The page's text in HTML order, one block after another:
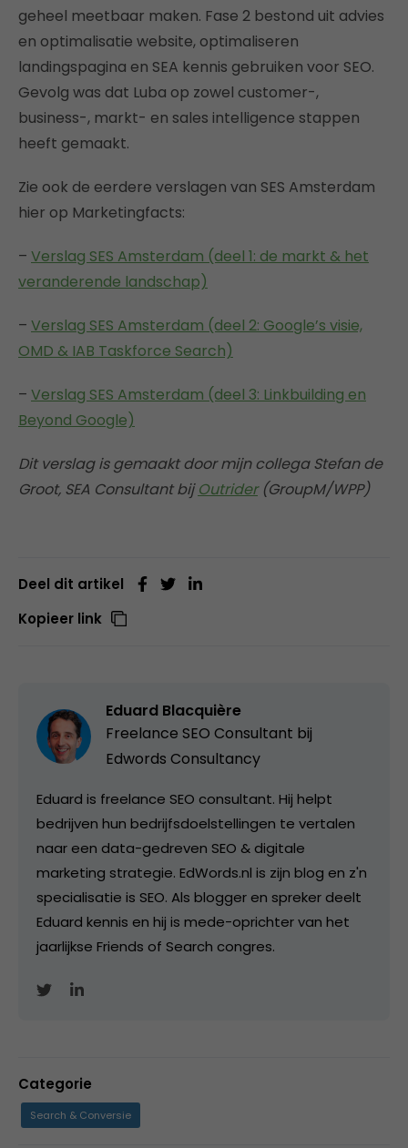
geheel meetbaar maken. Fase 2 bestond uit advies
en optimalisatie website, optimaliseren
landingspagina en SEA kennis gebruiken voor SEO.
Gevolg was dat Luba op zowel customer-,
business-, markt- en sales intelligence stappen
heeft gemaakt.
Zie ook de eerdere verslagen van SES Amsterdam
hier op Marketingfacts:
– Verslag SES Amsterdam (deel 1: de markt & het
veranderende landschap)
– Verslag SES Amsterdam (deel 2: Google’s visie,
OMD & IAB Taskforce Search)
– Verslag SES Amsterdam (deel 3: Linkbuilding en
Beyond Google)
Dit verslag is gemaakt door mijn collega Stefan de
Groot, SEA Consultant bijOutrider(GroupM/WPP)
Deel dit artikel
Kopieer link
Eduard Blacquière
Freelance SEO Consultant bij
Edwords Consultancy
Eduard is freelance SEO consultant. Hij helpt
bedrijven hun bedrijfsdoelstellingen te vertalen
naar een data-gedreven SEO & digitale
marketing strategie. EdWords.nl is zijn blog en z'n
specialisatie is SEO. Als blogger en spreker deelt
Eduard kennis en hij is mede-oprichter van het
jaarlijkse Friends of Search congres.
Categorie
Search & Conversie